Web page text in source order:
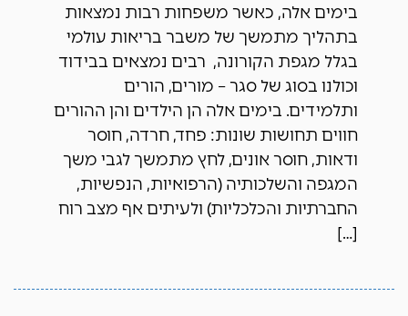
בימים אלה, כאשר משפחות רבות נמצאות
בתהליך מתמשך של משבר בריאות עולמי
בגלל מגפת הקורונה, רבים נמצאים בבידוד
וכולנו בסוג של סגר – מורים, הורים
ותלמידים. בימים אלה הן הילדים והן ההורים
חווים תחושות שונות: פחד, חרדה, חוסר
ודאות, חוסר אונים, לחץ מתמשך לגבי משך
המגפה והשלכותיה (הרפואיות, הנפשיות,
החברתיות והכלכליות) ולעיתים אף מצב רוח
[…]